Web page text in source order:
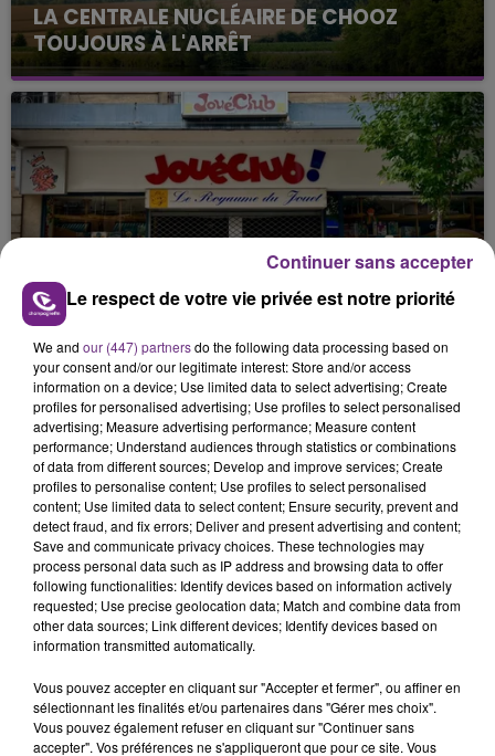
LA CENTRALE NUCLÉAIRE DE CHOOZ
TOUJOURS À L'ARRÊT
Cela fait déjà une semaine que la centrale
nucléaire ardennaise est à l'arrêt. Une situation
justifiée par la sécheresse intense qui est toujours
présente.
LE MAGASIN JOUÉCLUB DE REIMS FERME
SES PORTES
C'était l'une des institutions du centre-ville
rémois. Le magasin JouéClub est contraint de
fermer ses portes.
TITRES DIFFUSÉS
6h16
6h16
OLIVIA DEAN
So Easy (to Fall In Love)
6h13
6h13
CHRISTOPHE MAE
La Lune
Le respect de votre vie privée est notre priorité
We and our (447) partnersdo the following data processing based on
your consent and/or our legitimate interest: Store and/or access
information on a device; Use limited data to select advertising; Create
profiles for personalised advertising; Use profiles to select personalised
advertising; Measure advertising performance; Measure content
performance; Understand audiences through statistics or combinations
of data from different sources; Develop and improve services; Create
profiles to personalise content; Use profiles to select personalised
content; Use limited data to select content; Ensure security, prevent and
detect fraud, and fix errors; Deliver and present advertising and content;
Save and communicate privacy choices. These technologies may
process personal data such as IP address and browsing data to offer
following functionalities: Identify devices based on information actively
requested; Use precise geolocation data; Match and combine data from
other data sources; Link different devices; Identify devices based on
information transmitted automatically.
Vous pouvez accepter en cliquant sur "Accepter et fermer", ou affiner en
sélectionnant les finalités et/ou partenaires dans "Gérer mes choix".
Vous pouvez également refuser en cliquant sur "Continuer sans
accepter". Vos préférences ne s'appliqueront que pour ce site. Vous
Continuer sans accepter